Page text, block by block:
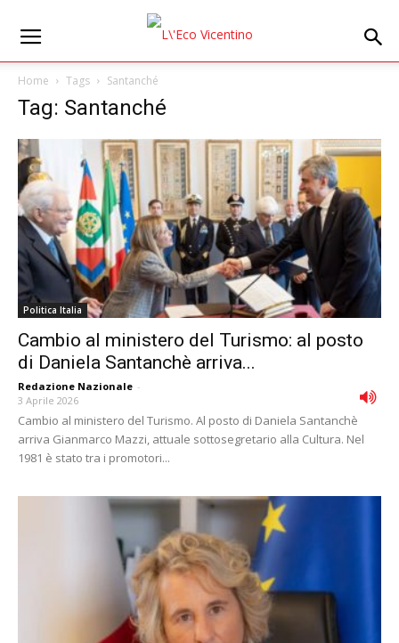
Home Tags Santanché
Tag: Santanché
Politica Italia
Cambio al ministero del Turismo: al posto
di Daniela Santanchè arriva...
Redazione Nazionale -
3 Aprile 2026
Cambio al ministero del Turismo. Al posto di Daniela Santanchè
arriva Gianmarco Mazzi, attuale sottosegretario alla Cultura. Nel
1981 è stato tra i promotori...